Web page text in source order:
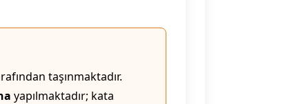
taşınmaktadır.
yapılmaktadır; kata